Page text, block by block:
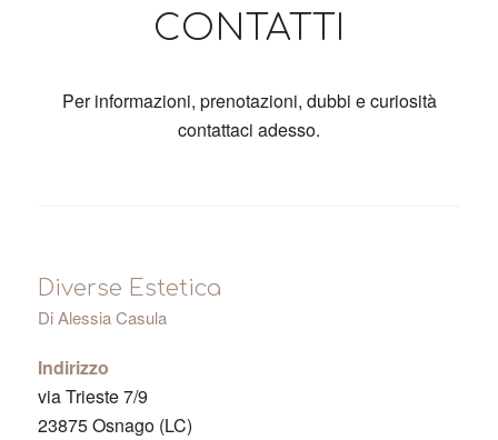
CONTATTI
Per informazioni, prenotazioni, dubbi e curiosità
contattaci adesso.
Diverse Estetica
Di Alessia Casula
Indirizzo
via Trieste 7/9
23875 Osnago (LC)